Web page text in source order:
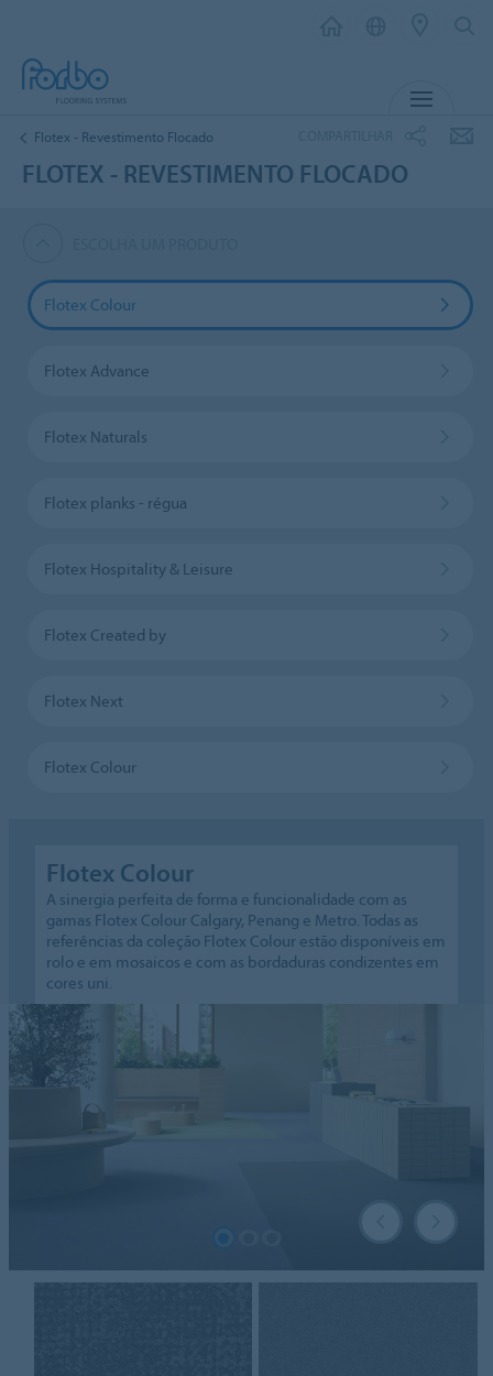
Flotex - Revestimento Flocado
FLOTEX - REVESTIMENTO FLOCADO
Flotex Colour
Flotex Advance
Flotex Naturals
Flotex planks - régua
Flotex Hospitality & Leisure
Flotex Created by
Flotex Next
Flotex Colour
Flotex Colour
A sinergia perfeita de forma e funcionalidade com as
gamas Flotex Colour Calgary, Penang e Metro. Todas as
referências da coleção Flotex Colour estão disponíveis em
rolo e em mosaicos e com as bordaduras condizentes em
cores uni.